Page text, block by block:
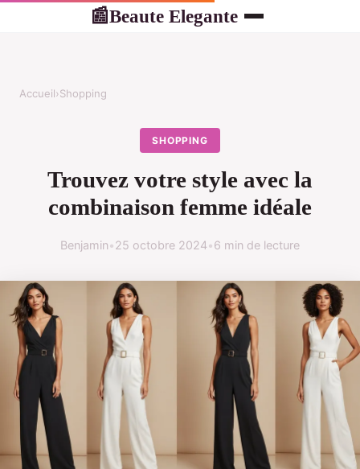
📰Beaute Elegante
Accueil›Shopping
SHOPPING
Trouvez votre style avec la
combinaison femme idéale
Benjamin•25 octobre 2024•6 min de lecture